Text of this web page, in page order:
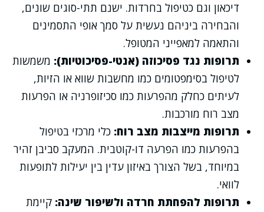
דיכאון וגם כטיפול בחרדות. ישנם תתי-סוגים שונים,
והבחירה ביניהם נעשית על סמך אופי התסמינים
והתאמה למאפייני המטופל.
תרופות נגד פסיכוזה (אנטי-פסיכוטיות): משמשות
לטיפול בסימפטומים כמו מחשבות שווא או הזיות,
לעיתים כחלק מהפרעות כמו סכיזופרניה או הפרעות
מצב רוח מורכבות.
תרופות מייצבות מצב רוח: כלי מרכזי בטיפול
בהפרעות כמו הפרעה דו-קוטבית. המעקב סביבן זהיר
במיוחד, בשל הצורך באיזון עדין בין יעילות לתופעות
לוואי.
תרופות להפחתת חרדה ולשיפור שינה: קיימת